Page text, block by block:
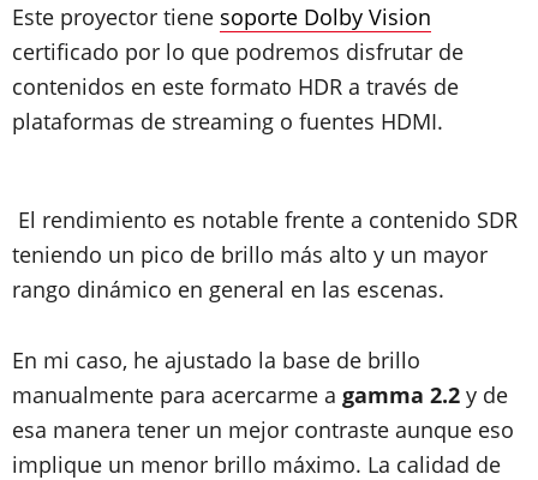
Este proyector tiene soporte Dolby Vision
certificado por lo que podremos disfrutar de
contenidos en este formato HDR a través de
plataformas de streaming o fuentes HDMI.
El rendimiento es notable frente a contenido SDR
teniendo un pico de brillo más alto y un mayor
rango dinámico en general en las escenas.
En mi caso, he ajustado la base de brillo
manualmente para acercarme a gamma 2.2 y de
esa manera tener un mejor contraste aunque eso
implique un menor brillo máximo. La calidad de